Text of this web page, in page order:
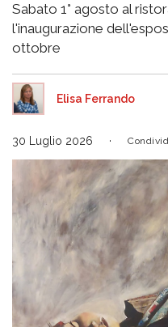
Sabato 1° agosto al
l'inaugurazione
ottobre
Elisa Ferrando
30 Luglio 2026